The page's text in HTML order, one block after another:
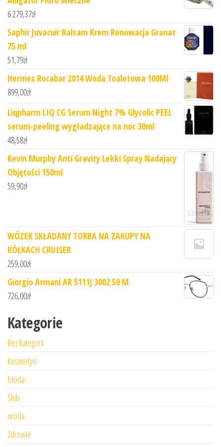
6 279,37zł
Saphir Juvacuir Balsam Krem Renowacja Granat
75 ml
51,79zł
Hermes Rocabar 2014 Woda Toaletowa 100Ml
899,00zł
Liqpharm LIQ CG Serum Night 7% Glycolic PEEL
serum-peeling wygładzające na noc 30ml
48,58zł
Kevin Murphy Anti Gravity Lekki Spray Nadający
Objętości 150ml
59,90zł
WÓZEK SKŁADANY TORBA NA ZAKUPY NA
KÓŁKACH CRUISER
259,00zł
Giorgio Armani AR 5111J 3002 50 M
726,00zł
Kategorie
Bez kategorii
Kosmetyki
Moda
Ślub
uroda
Zdrowie